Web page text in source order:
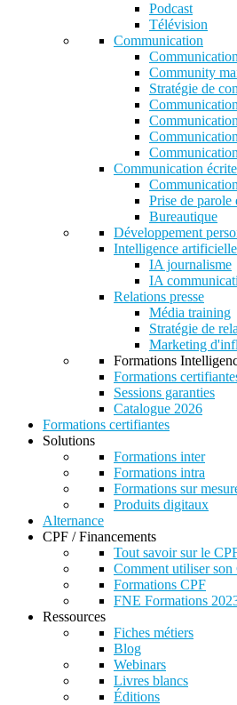
Podcast
Télévision
Communication
Community
Stratégie de
Communication
Prise de parole
Bureautique
Développement
Intelligence artificielle
IA journalisme
IA
Relations presse
Média training
Stratégie de
Marketing
Formations
Formations
Sessions garanties
Catalogue 2026
Formations certifiantes
Solutions
Formations inter
Formations intra
Formations sur
Produits digitaux
Alternance
CPF / Financements
Tout savoir sur le
Comment utiliser son
Formations CPF
FNE Formations
Ressources
Fiches métiers
Blog
Webinars
Livres blancs
Éditions